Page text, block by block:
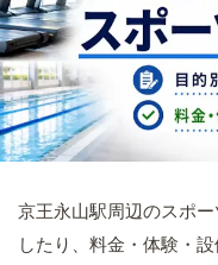
京王永山駅周辺のスポ
したり、料金・体験・